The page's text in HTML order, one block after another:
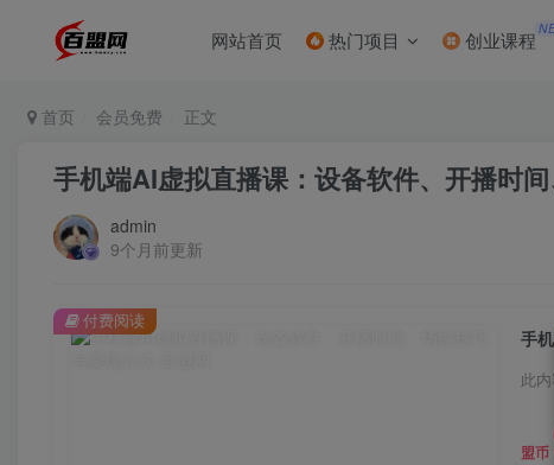
网站首页 热门项目 创业课程
首页 会员免费 正文
手机端AI虚拟直播课：设备软件、开播时
admin
9个月前更新
手
此
盟币
付费阅读